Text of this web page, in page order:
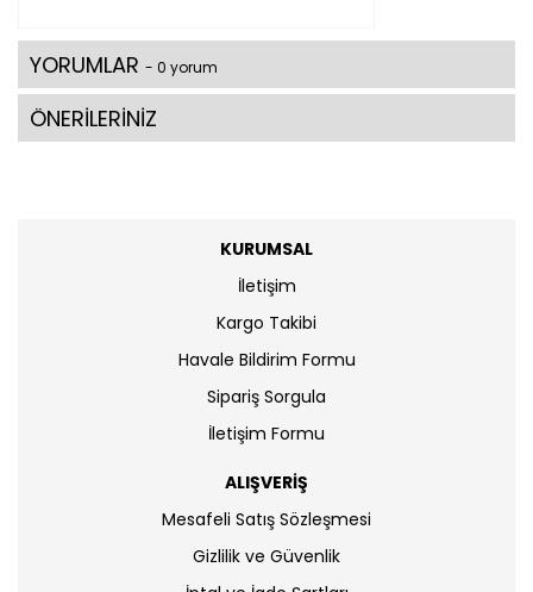
YORUMLAR - 0 yorum
ÖNERİLERİNİZ
KURUMSAL
İletişim
Kargo Takibi
Havale Bildirim Formu
Sipariş Sorgula
İletişim Formu
ALIŞVERİŞ
Mesafeli Satış Sözleşmesi
Gizlilik ve Güvenlik